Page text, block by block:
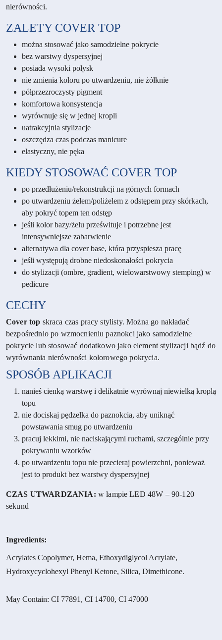
nierówności.
ZALETY COVER TOP
można stosować jako samodzielne pokrycie
bez warstwy dyspersyjnej
posiada wysoki połysk
nie zmienia koloru po utwardzeniu, nie żółknie
półprzezroczysty pigment
komfortowa konsystencja
wyrównuje się w jednej kropli
uatrakcyjnia stylizacje
oszczędza czas podczas manicure
elastyczny, nie pęka
KIEDY STOSOWAĆ COVER TOP
po przedłużeniu/rekonstrukcji na górnych formach
po utwardzeniu żelem/poliżelem z odstępem przy skórkach,
aby pokryć topem ten odstęp
jeśli kolor bazy/żelu prześwituje i potrzebne jest
intensywniejsze zabarwienie
alternatywa dla cover base, która przyspiesza pracę
jeśli występują drobne niedoskonałości pokrycia
do stylizacji (ombre, gradient, wielowarstwowy stemping) w
pedicure
CECHY
Cover top skraca czas pracy stylisty. Można go nakładać
bezpośrednio po wzmocnieniu paznokci jako samodzielne
pokrycie lub stosować dodatkowo jako element stylizacji bądź do
wyrównania nierówności kolorowego pokrycia.
SPOSÓB APLIKACJI
nanieś cienką warstwę i delikatnie wyrównaj niewielką kroplą
topu
nie dociskaj pędzelka do paznokcia, aby uniknąć
powstawania smug po utwardzeniu
pracuj lekkimi, nie naciskającymi ruchami, szczególnie przy
pokrywaniu wzorków
po utwardzeniu topu nie przecieraj powierzchni, ponieważ
jest to produkt bez warstwy dyspersyjnej
CZAS UTWARDZANIA: w lampie LED 48W – 90-120
sekund
Ingredients:
Acrylates Copolymer, Hema, Ethoxydiglycol Acrylate,
Hydroxycyclohexyl Phenyl Ketone, Silica, Dimethicone.
May Contain: CI 77891, CI 14700, CI 47000